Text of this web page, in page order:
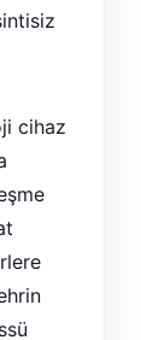
cihaz